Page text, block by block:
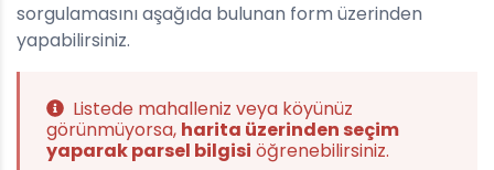
sorgulamasını aşağıda bulunan form üzerinden
yapabilirsiniz.
Listede mahalleniz veya köyünüz
görünmüyorsa, harita üzerinden seçim
yaparak parsel bilgisi öğrenebilirsiniz.